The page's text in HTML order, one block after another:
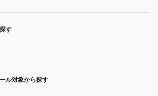
す
ル対象から探す